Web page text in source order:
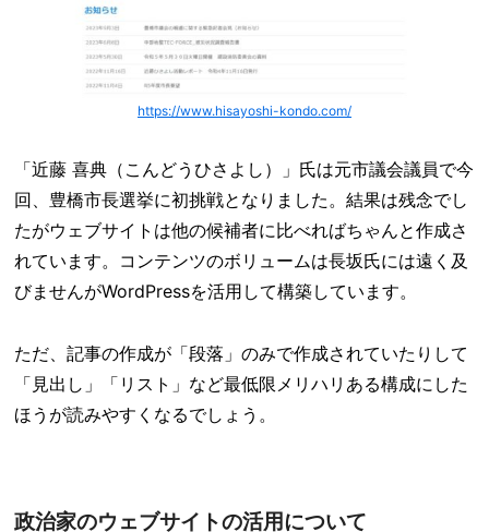
https://www.hisayoshi-kondo.com/
「近藤 喜典（こんどうひさよし）」氏は元市議会議員で今
回、豊橋市長選挙に初挑戦となりました。結果は残念でし
たがウェブサイトは他の候補者に比べればちゃんと作成さ
れています。コンテンツのボリュームは長坂氏には遠く及
びませんがWordPressを活用して構築しています。
ただ、記事の作成が「段落」のみで作成されていたりして
「見出し」「リスト」など最低限メリハリある構成にした
ほうが読みやすくなるでしょう。
政治家のウェブサイトの活用について